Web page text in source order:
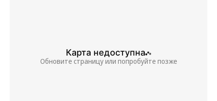
Карта недоступна
Обновите страницу или попробуйте позже